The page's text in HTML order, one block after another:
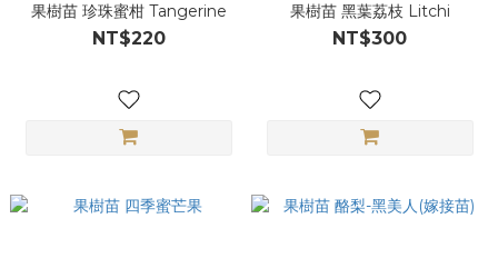
果樹苗 珍珠蜜柑 Tangerine
NT$220
果樹苗 黑葉荔枝 Litchi
NT$300